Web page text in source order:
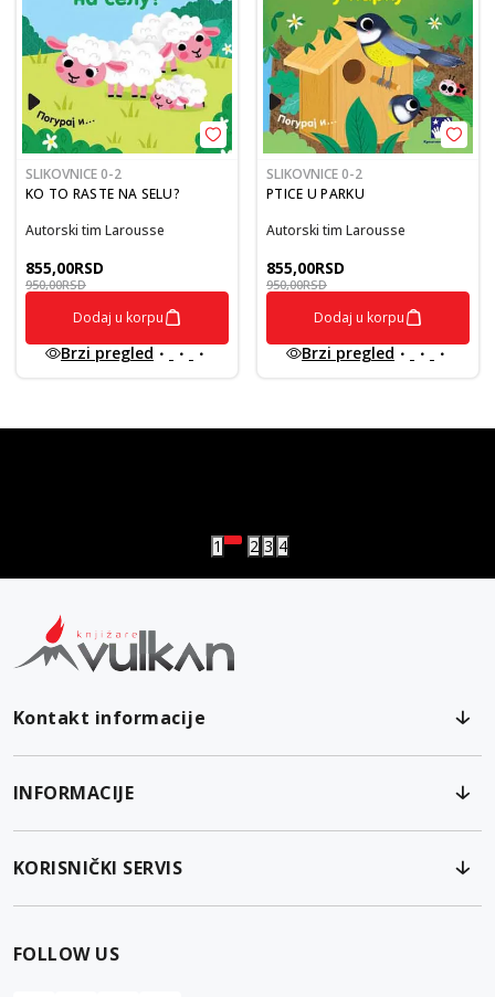
SLIKOVNICE 0-2
KO TO RASTE NA SELU?
Autorski tim Larousse
855,00RSD
950,00RSD
Dodaj u korpu
Brzi pregled
SLIKOVNICE 0-2
PTICE U PARKU
Autorski tim Larousse
855,00RSD
950,00RSD
Dodaj u korpu
Brzi pregled
1 2 3 4
Kontakt informacije
INFORMACIJE
KORISNIČKI SERVIS
FOLLOW US